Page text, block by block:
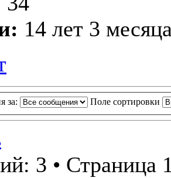
14 лет 3
за: Поле сортировки
3 • Страница